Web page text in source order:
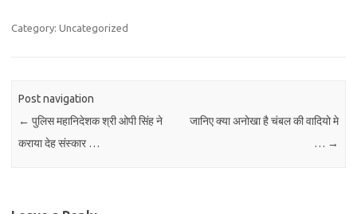
Category: Uncategorized
Post navigation
← पुलिस महानिदेशक श्री ओपी सिंह ने
कराया देह संस्कार …
जानिए क्या अनोखा है चंबल की वादियो मे
… →